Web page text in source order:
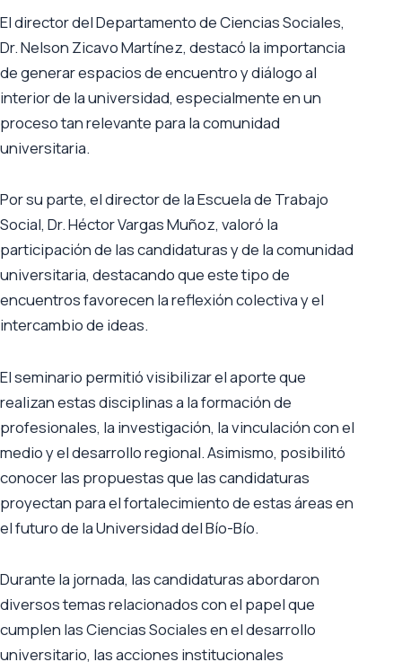
El director del Departamento de Ciencias Sociales,
Dr. Nelson Zicavo Martínez, destacó la importancia
de generar espacios de encuentro y diálogo al
interior de la universidad, especialmente en un
proceso tan relevante para la comunidad
universitaria.
Por su parte, el director de la Escuela de Trabajo
Social, Dr. Héctor Vargas Muñoz, valoró la
participación de las candidaturas y de la comunidad
universitaria, destacando que este tipo de
encuentros favorecen la reflexión colectiva y el
intercambio de ideas.
El seminario permitió visibilizar el aporte que
realizan estas disciplinas a la formación de
profesionales, la investigación, la vinculación con el
medio y el desarrollo regional. Asimismo, posibilitó
conocer las propuestas que las candidaturas
proyectan para el fortalecimiento de estas áreas en
el futuro de la Universidad del Bío-Bío.
Durante la jornada, las candidaturas abordaron
diversos temas relacionados con el papel que
cumplen las Ciencias Sociales en el desarrollo
universitario, las acciones institucionales